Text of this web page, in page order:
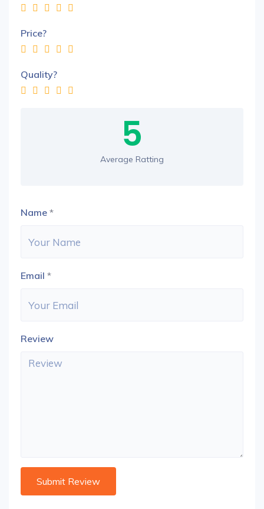
Price?
Quality?
5
Average Ratting
Name *
Email *
Review